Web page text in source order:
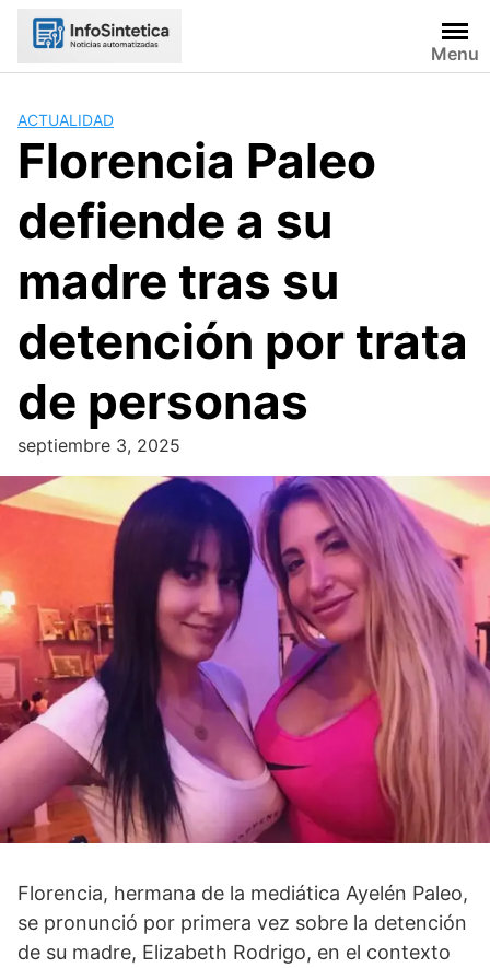
Skip
Menu
ACTUALIDAD
Florencia Paleo
defiende a su
madre tras su
detención por trata
de personas
septiembre 3, 2025
Florencia, hermana de la mediática Ayelén Paleo,
se pronunció por primera vez sobre la detención
de su madre, Elizabeth Rodrigo, en el contexto